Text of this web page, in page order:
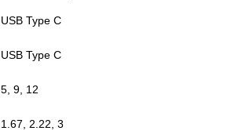
USB Type C
USB Type C
5, 9, 12
1.67, 2.22, 3